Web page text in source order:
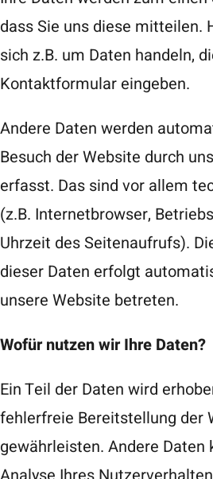
dass Sie uns diese mitteilen.
sich z.B. um Daten handeln,
Kontaktformular eingeben.
Andere Daten werden
Besuch der Website durch
erfasst. Das sind vor allem
(z.B. Internetbrowser,
Uhrzeit des Seitenaufrufs).
dieser Daten erfolgt
unsere Website betreten.
Wofür nutzen wir Ihre Daten?
Ein Teil der Daten wird
fehlerfreie Bereitstellung der
gewährleisten. Andere Daten